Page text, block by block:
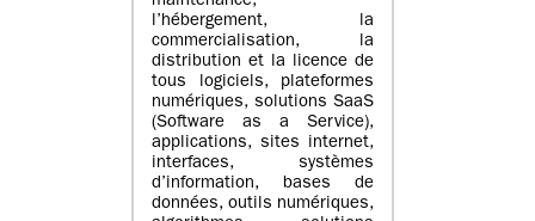
l’hébergement, la
commercialisation, la
distribution et la licence de
tous logiciels, plateformes
numériques, solutions SaaS
(Software as a Service),
applications, sites internet,
interfaces, systèmes
d’information, bases de
données, outils numériques,